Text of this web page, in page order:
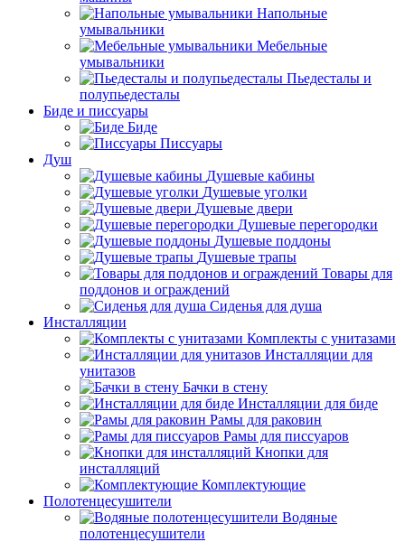
Напольные
умывальники
Мебельные
умывальники
Пьедесталы и
полупьедесталы
Биде и писсуары
Биде
Писсуары
Душ
Душевые кабины
Душевые уголки
Душевые двери
Душевые перегородки
Душевые поддоны
Душевые трапы
Товары для
поддонов и ограждений
Сиденья для душа
Инсталляции
Комплекты с унитазами
Инсталляции для
унитазов
Бачки в стену
Инсталляции для биде
Рамы для раковин
Рамы для писсуаров
Кнопки для
инсталляций
Комплектующие
Полотенцесушители
Водяные
полотенцесушители